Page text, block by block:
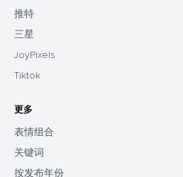
推特
三星
JoyPixels
Tiktok
更多
表情组合
关键词
按发布年份